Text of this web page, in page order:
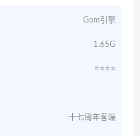
Gom引擎
1.65G
⭐️⭐️⭐️⭐️
十七周年客端